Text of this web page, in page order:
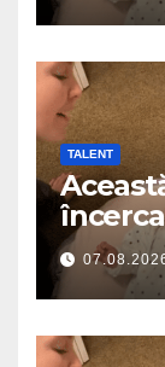
TALENT
ei… și
inimi